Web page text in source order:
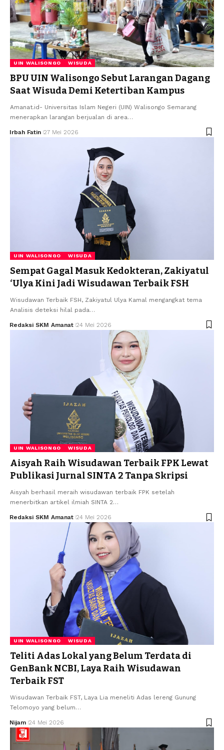
UIN WALISONGO WISUDA
BPU UIN Walisongo Sebut Larangan Dagang
Saat Wisuda Demi Ketertiban Kampus
Amanat.id- Universitas Islam Negeri (UIN) Walisongo Semarang
menerapkan larangan berjualan di area…
Irbah Fatin 27 Mei 2026
UIN WALISONGO WISUDA
Sempat Gagal Masuk Kedokteran, Zakiyatul
‘Ulya Kini Jadi Wisudawan Terbaik FSH
Wisudawan Terbaik FSH, Zakiyatul Ulya Kamal mengangkat tema
Analisis deteksi hilal pada…
Redaksi SKM Amanat 24 Mei 2026
UIN WALISONGO WISUDA
Aisyah Raih Wisudawan Terbaik FPK Lewat
Publikasi Jurnal SINTA 2 Tanpa Skripsi
Aisyah berhasil meraih wisudawan terbaik FPK setelah
menerbitkan artikel ilmiah SINTA 2…
Redaksi SKM Amanat 24 Mei 2026
UIN WALISONGO WISUDA
Teliti Adas Lokal yang Belum Terdata di
GenBank NCBI, Laya Raih Wisudawan
Terbaik FST
Wisudawan Terbaik FST, Laya Lia meneliti Adas lereng Gunung
Telomoyo yang belum…
Nijam 24 Mei 2026